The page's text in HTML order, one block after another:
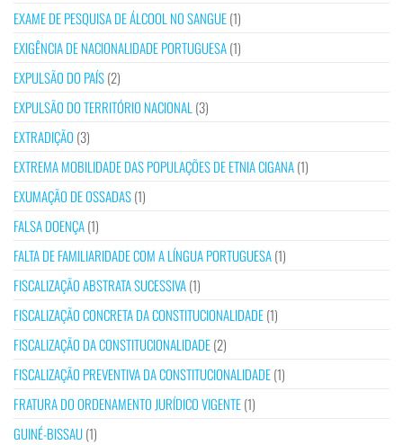
EXAME DE PESQUISA DE ÁLCOOL NO SANGUE(1)
EXIGÊNCIA DE NACIONALIDADE PORTUGUESA(1)
EXPULSÃO DO PAÍS(2)
EXPULSÃO DO TERRITÓRIO NACIONAL (3)
EXTRADIÇÃO (3)
EXTREMA MOBILIDADE DAS POPULAÇÕES DE ETNIA CIGANA(1)
EXUMAÇÃO DE OSSADAS(1)
FALSA DOENÇA(1)
FALTA DE FAMILIARIDADE COM A LÍNGUA PORTUGUESA(1)
FISCALIZAÇÃO ABSTRATA SUCESSIVA(1)
FISCALIZAÇÃO CONCRETA DA CONSTITUCIONALIDADE(1)
FISCALIZAÇÃO DA CONSTITUCIONALIDADE(2)
FISCALIZAÇÃO PREVENTIVA DA CONSTITUCIONALIDADE(1)
FRATURA DO ORDENAMENTO JURÍDICO VIGENTE(1)
GUINÉ-BISSAU(1)